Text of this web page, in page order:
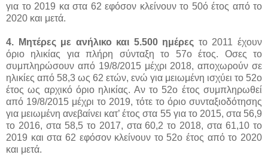
για το 2019 κα στα 62 εφόσον κλείνουν το 50ό έτος από το
2020 και μετά.
4. Μητέρες με ανήλικο και 5.500 ημέρες το 2011 έχουν
όριο ηλικίας για πλήρη σύνταξη το 57ο έτος. Οσες το
συμπληρώσουν από 19/8/2015 μέχρι 2018, αποχωρούν σε
ηλικίες από 58,3 ως 62 ετών, ενώ για μειωμένη ισχύει το 52ο
έτος ως αρχικό όριο ηλικίας. Αν το 52ο έτος συμπληρωθεί
από 19/8/2015 μέχρι το 2019, τότε το όριο συνταξιοδότησης
για μειωμένη ανεβαίνει κατ’ έτος στα 55 για το 2015, στα 56,9
το 2016, στα 58,5 το 2017, στα 60,2 το 2018, στα 61,10 το
2019 και στα 62 εφόσον κλείνουν το 52ο έτος από το 2020
και μετά.